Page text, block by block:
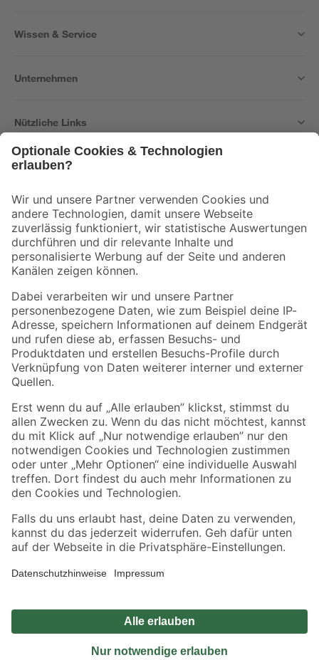
Wissen & Service
Unternehmen
Nützliche Links
Der toom Newsletter: Keine Angebote und Aktionen mehr verpassen!
Zur Newsletter Anmeldung
Folge uns
Zahlungsarten Versandarten
Sicher einkaufen
Jetzt die toom-App herunterladen
Alle Preisangaben in EUR inkl. gesetzl. MwSt.. Die dargestellten Angebote sind unter
Umständen nicht in allen Märkten verfügbar. Die angegebenen Verfügbarkeiten beziehen
Produkte nur solange der Vorrat reicht.
*Paketversand ab 59 € versandkostenfrei, gilt nicht für Artikel mit Speditionsversand, hier
Privatsphäre Impressum
Nutzungsbedingungen
Widerrufsrecht
Vertrag widerrufen